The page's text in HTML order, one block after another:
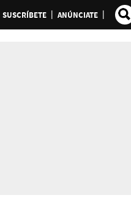
SUSCRÍBETE ANÚNCIATE